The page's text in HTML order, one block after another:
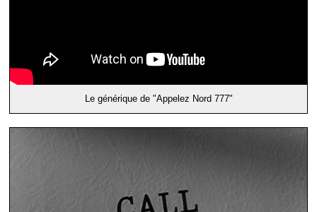
Le générique de "Appelez Nord 777"